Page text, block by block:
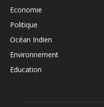
Economie
Politique
Océan Indien
Environnement
Education